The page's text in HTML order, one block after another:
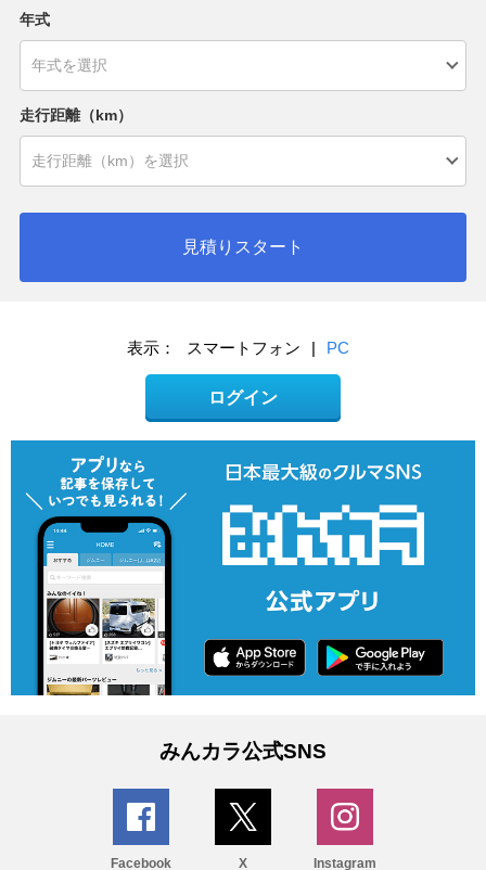
年式
走行距離（km）
見積りスタート
表示： スマートフォン | PC
ログイン
みんカラ公式SNS
Facebook X Instagram